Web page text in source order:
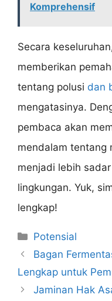
Komprehensif
Secara
memberikan
tentang polusi dan
mengatasinya.
pembaca akan
mendalam tentang
menjadi lebih
lingkungan. Yuk,
lengkap!
Categories
Potensial
Bagan
Lengkap untuk
Jaminan Hak